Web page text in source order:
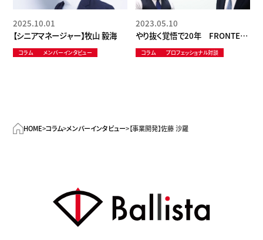
【シニアマネージャー】牧山 毅海
2025.10.01
コラム メンバーインタビュー
やり抜く覚悟で20年 FRONTEO
守本正宏社長に聞く、プロフェッシ
ョナルはAIとどう向き合うか
2023.05.10
コラム プロフェッショナル対談
HOME>コラム>メンバーインタビュー>【事業開発】佐藤 沙羅